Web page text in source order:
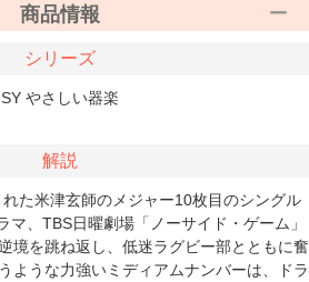
商品情報
シリーズ
SY やさしい器楽
解説
た米津玄師のメジャー10枚目のシングル
マ、TBS日曜劇場「ノーサイド・ゲーム」
境を跳ね返し、低迷ラグビー部とともに奮
ような⼒強いミディアムナンバーは、ドラ